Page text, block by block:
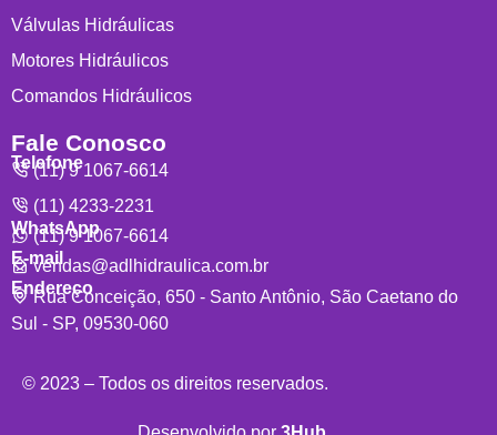
Válvulas Hidráulicas
Motores Hidráulicos
Comandos Hidráulicos
Fale Conosco
Telefone
(11) 9 1067-6614
(11) 4233-2231
WhatsApp
(11) 9 1067-6614
E-mail
vendas@adlhidraulica.com.br
Endereço
Rua Conceição, 650 - Santo Antônio, São Caetano do
Sul - SP, 09530-060
© 2023 – Todos os direitos reservados.